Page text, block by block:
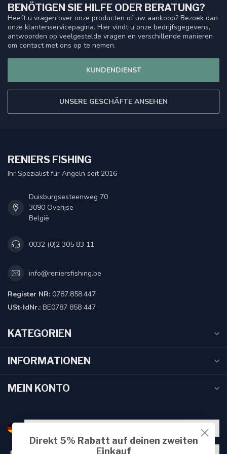
BENÖTIGEN SIE HILFE ODER BERATUNG?
Heeft u vragen over onze producten of uw aankoop? Bezoek dan
onze klantenservicepagina. Hier vindt u onze bedrijfsgegevens,
antwoorden op veelgestelde vragen en verschillende manieren
om contact met ons op te nemen.
KUNDENDIENST
UNSERE GESCHÄFTE ANSEHEN
RENIERS FISHING
Ihr Spezialist für Angeln seit 2016
Duisburgsesteenweg 70
3090 Overijse
België
0032 (0)2 305 83 11
info@reniersfishing.be
Register NR: 0787.858.447
USt-IdNr.: BE0787 858 447
KATEGORIEN
INFORMATIONEN
MEIN KONTO
Direkt 5% Rabatt auf deinen zweiten
Einkauf